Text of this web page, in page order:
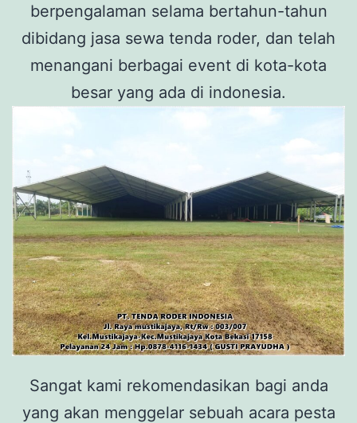
berpengalaman selama bertahun-tahun
dibidang jasa sewa tenda roder, dan telah
menangani berbagai event di kota-kota
besar yang ada di indonesia.
Sangat kami rekomendasikan bagi anda
yang akan menggelar sebuah acara pesta